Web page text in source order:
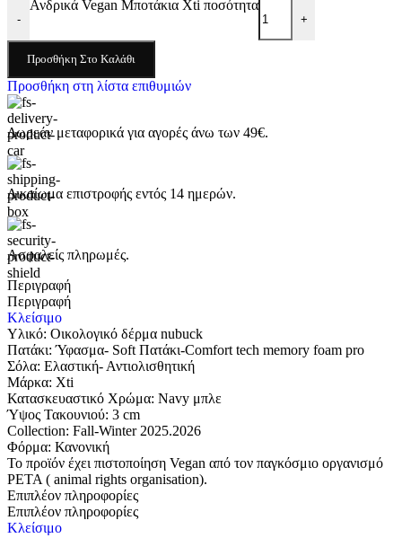
-
Ανδρικά Vegan Μποτάκια Xti ποσότητα
+
Προσθήκη Στο Καλάθι
Προσθήκη στη λίστα επιθυμιών
Δωρεάν μεταφορικά για αγορές άνω των 49€.
Δικαίωμα επιστροφής εντός 14 ημερών.
Ασφαλείς πληρωμές.
Περιγραφή
Περιγραφή
Κλείσιμο
Υλικό: Οικολογικό δέρμα nubuck
Πατάκι: Ύφασμα- Soft Πατάκι-Comfort tech memory foam pro
Σόλα: Eλαστική- Αντιολισθητική
Μάρκα: Xti
Κατασκευαστικό Χρώμα: Navy μπλε
Ύψος Τακουνιού: 3 cm
Collection: Fall-Winter 2025.2026
Φόρμα: Κανονική
Το προϊόν έχει πιστοποίηση Vegan από τον παγκόσμιο οργανισμό
PETA ( animal rights organisation).
Επιπλέον πληροφορίες
Επιπλέον πληροφορίες
Κλείσιμο